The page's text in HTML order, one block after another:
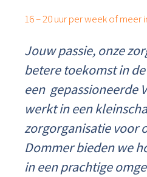
16 – 20 uur per week of meer
Jouw passie, onze
betere toekomst in
een gepassioneerde
werkt in een
zorgorganisatie voor
Dommer bieden we
in een prachtige